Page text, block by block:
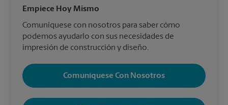
Empiece Hoy Mismo
Comuníquese con nosotros para saber cómo
podemos ayudarlo con sus necesidades de
impresión de construcción y diseño.
Comuníquese Con Nosotros